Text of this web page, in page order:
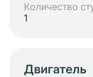
Количество
1
Двигатель